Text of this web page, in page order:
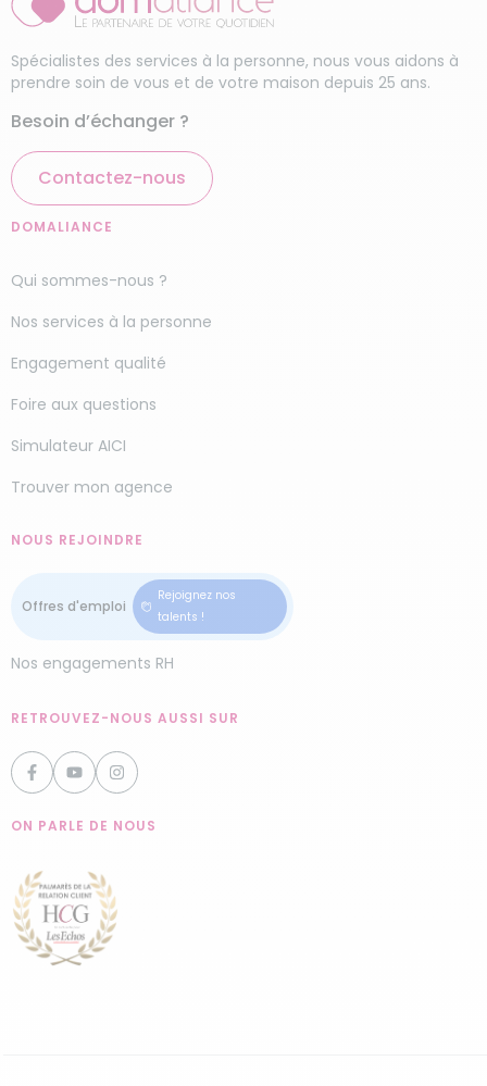
Ménage haut de gamme
Spécialistes des services à la personne, nous vous aidons à
prendre soin de vous et de votre maison depuis 25 ans.
Besoin d’échanger ?
Contactez-nous
DOMALIANCE
Qui sommes-nous ?
Nos services à la personne
Engagement qualité
Foire aux questions
Simulateur AICI
Trouver mon agence
NOUS REJOINDRE
Rejoignez nos
talents !
Nos engagements RH
RETROUVEZ-NOUS AUSSI SUR
ON PARLE DE NOUS